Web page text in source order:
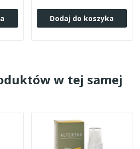
Dodaj do koszyka
w tej samej